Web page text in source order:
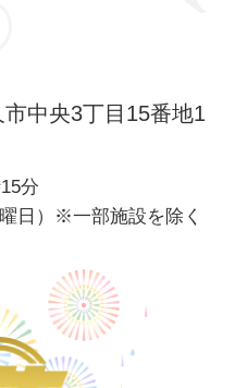
中央3丁目15番地1
分
日）※一部施設を除く